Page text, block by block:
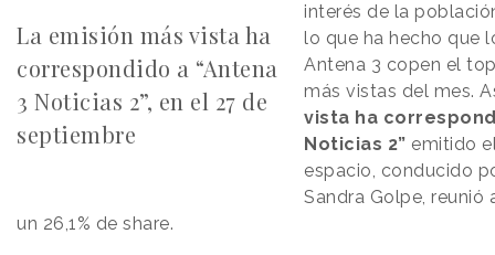
La emisión más vista ha
correspondido a “Antena
3 Noticias 2”, en el 27 de
septiembre
interés de la
lo que ha hecho que
Antena 3 copen el
más vistas del mes.
vista ha
Noticias 2” emitido
espacio, conducido
Sandra Golpe, reunió
un 26,1% de share.